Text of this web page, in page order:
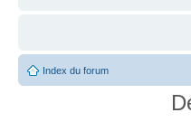
Index du forum